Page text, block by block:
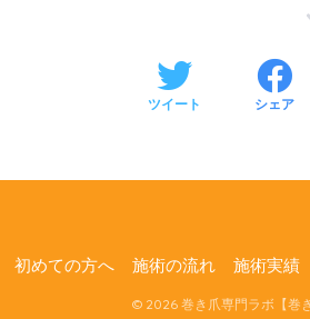
ツイート シェア
初めての方へ 施術の流れ 施術実績
© 2026 巻き爪専門ラボ【巻